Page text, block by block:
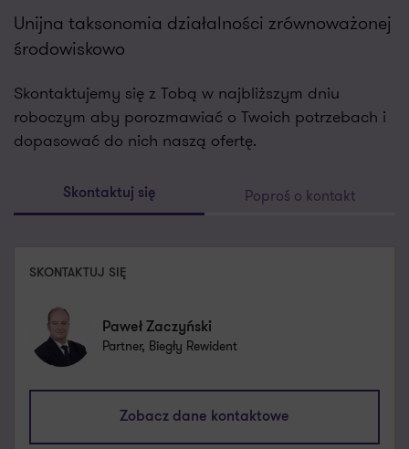
Unijna taksonomia działalności zrównoważonej
środowiskowo
Skontaktujemy się z Tobą w najbliższym dniu
roboczym aby porozmawiać o Twoich potrzebach i
dopasować do nich naszą ofertę.
Skontaktuj się Poproś o kontakt
SKONTAKTUJ SIĘ
Paweł Zaczyński
Partner, Biegły Rewident
Zobacz dane kontaktowe